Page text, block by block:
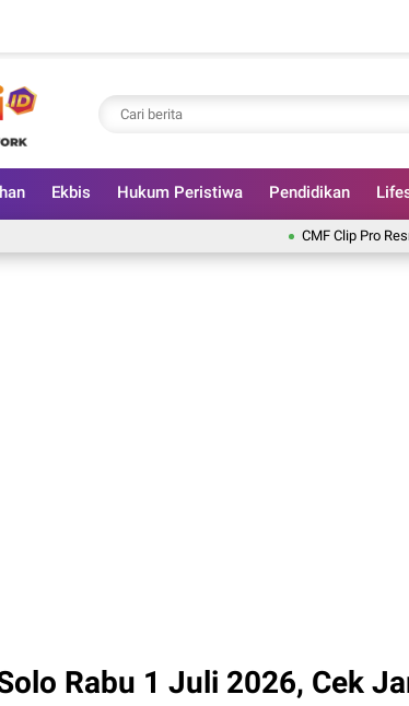
Ekbis Hukum Peristiwa Pendidikan
CMF Clip Pro Resmi
Rabu 1 Juli 2026, Cek